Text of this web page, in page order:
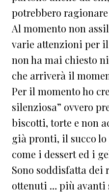
potrebbero
Al momento non
varie attenzioni per
non ha mai chiesto
che arriverà il
Per il momento ho
silenziosa” ovvero
biscotti, torte e non
già pronti, il succo lo
come i dessert ed i
Sono soddisfatta dei
ottenuti … più avanti